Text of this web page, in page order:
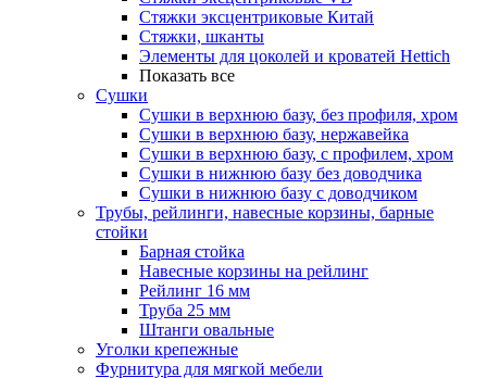
Стяжки эксцентриковые Китай
Стяжки, шканты
Элементы для цоколей и кроватей Hettich
Показать все
Сушки
Сушки в верхнюю базу, без профиля, хром
Сушки в верхнюю базу, нержавейка
Сушки в верхнюю базу, с профилем, хром
Сушки в нижнюю базу без доводчика
Сушки в нижнюю базу с доводчиком
Трубы, рейлинги, навесные корзины, барные
стойки
Барная стойка
Навесные корзины на рейлинг
Рейлинг 16 мм
Труба 25 мм
Штанги овальные
Уголки крепежные
Фурнитура для мягкой мебели